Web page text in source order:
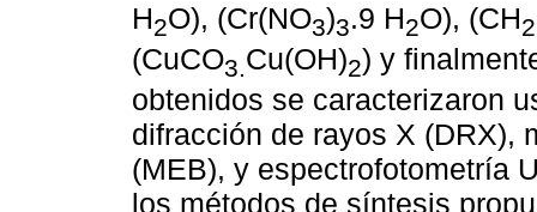
H2O), (Cr(NO3)3.9 H2O), (CH2
(CuCO3.Cu(OH)2) y
obtenidos se caracterizaron
difracción de rayos X (DRX),
(MEB), y espectrofotometría
los métodos de síntesis